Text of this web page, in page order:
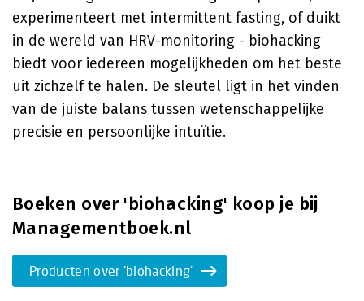
experimenteert met intermittent fasting, of duikt
in de wereld van HRV-monitoring - biohacking
biedt voor iedereen mogelijkheden om het beste
uit zichzelf te halen. De sleutel ligt in het vinden
van de juiste balans tussen wetenschappelijke
precisie en persoonlijke intuïtie.
Boeken over 'biohacking' koop je bij
Managementboek.nl
Producten over 'biohacking'